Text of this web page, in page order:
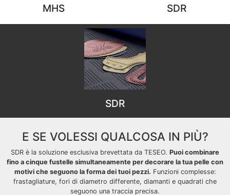
MHS SDR
SDR
E SE VOLESSI QUALCOSA IN PIÙ?
SDR è la soluzione esclusiva brevettata da TESEO. Puoi combinare
fino a cinque fustelle simultaneamente per decorare la tua pelle con
motivi che seguono la forma dei tuoi pezzi. Funzioni complesse:
frastagliature, fori di diametro differente, diamanti e quadrati che
seguono una traccia precisa.